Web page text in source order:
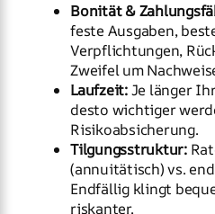
Bonität &
feste Ausgaben,
Verpflichtungen,
Zweifel um
Laufzeit:Je länger
desto wichtiger
Risikoabsicherung.
Tilgungsstruktur:
(annuitätisch) vs.
Endfällig klingt
riskanter.